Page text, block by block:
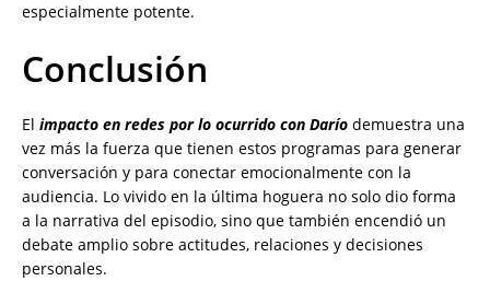
especialmente potente.
Conclusión
El impacto en redes por lo ocurrido con Darío demuestra una
vez más la fuerza que tienen estos programas para generar
conversación y para conectar emocionalmente con la
audiencia. Lo vivido en la última hoguera no solo dio forma
a la narrativa del episodio, sino que también encendió un
debate amplio sobre actitudes, relaciones y decisiones
personales.